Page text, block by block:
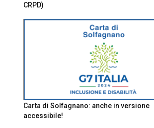
CRPD)
Carta di Solfagnano: anche in versione
accessibile!